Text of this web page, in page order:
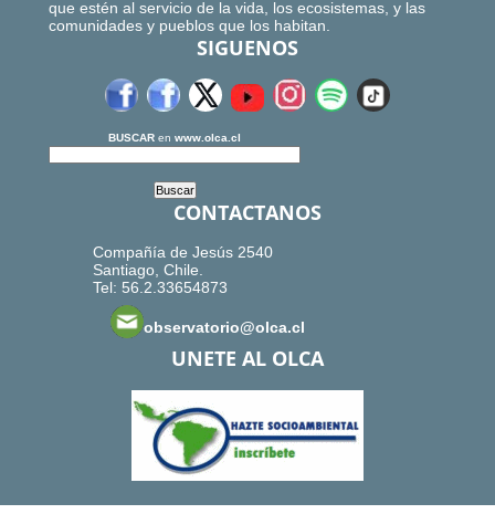
que estén al servicio de la vida, los ecosistemas, y las
comunidades y pueblos que los habitan.
SIGUENOS
BUSCAR en www.olca.cl
CONTACTANOS
Compañía de Jesús 2540
Santiago, Chile.
Tel: 56.2.33654873
observatorio@olca.cl
UNETE AL OLCA